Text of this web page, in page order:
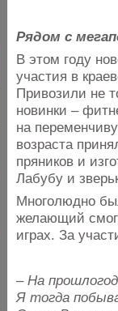
Рядом с
В этом году
участия в
Привозили не
новинки –
на
возраста
пряников и
Лабубу и
Многолюдно
желающий смог
играх. За
– На
Я тогда